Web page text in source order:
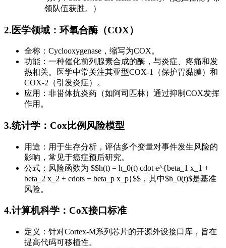
领队伍获胜。）
2.医学领域：环氧合酶（COX）
全称：Cyclooxygenase，缩写为COX。
功能：一种催化前列腺素合成的酶，与炎症、疼痛和发
热相关。医学中常关注其亚型COX-1（保护胃黏膜）和
COX-2（引发炎症）。
应用：非甾体抗炎药（如阿司匹林）通过抑制COX发挥
作用。
3.统计学：Cox比例风险模型
用途：用于生存分析，评估多个变量对事件发生风险的
影响，常见于癌症预后研究。
公式：风险函数为 $$h(t) = h_0(t) cdot e^{beta_1 x_1 +
beta_2 x_2 + cdots + beta_p x_p}$$，其中$h_0(t)$是基准
风险。
4.计算机科学：CoX接口标准
定义：针对Cortex-M系列芯片的开源外设接口库，旨在
提高代码可移植性。